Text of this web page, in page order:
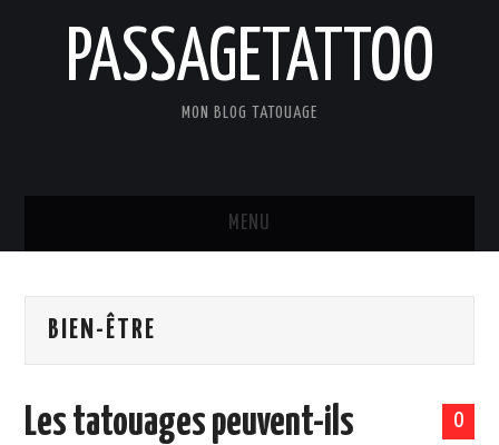
PASSAGETATTOO
MON BLOG TATOUAGE
MENU
BLOG
BIEN-ÊTRE
0
Les tatouages peuvent-ils